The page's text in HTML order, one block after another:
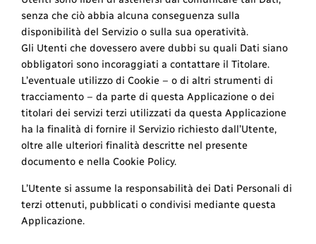
senza che ciò abbia alcuna conseguenza sulla
disponibilità del Servizio o sulla sua operatività.
Gli Utenti che dovessero avere dubbi su quali Dati siano
obbligatori sono incoraggiati a contattare il Titolare.
L’eventuale utilizzo di Cookie – o di altri strumenti di
tracciamento – da parte di questa Applicazione o dei
titolari dei servizi terzi utilizzati da questa Applicazione
ha la finalità di fornire il Servizio richiesto dall’Utente,
oltre alle ulteriori finalità descritte nel presente
documento e nella Cookie Policy.
L’Utente si assume la responsabilità dei Dati Personali di
terzi ottenuti, pubblicati o condivisi mediante questa
Applicazione.